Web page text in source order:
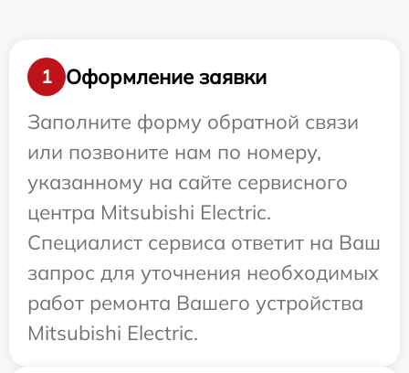
1
Оформление заявки
Заполните форму обратной связи
или позвоните нам по номеру,
указанному на сайте сервисного
центра Mitsubishi Electric.
Специалист сервиса ответит на Ваш
запрос для уточнения необходимых
работ ремонта Вашего устройства
Mitsubishi Electric.